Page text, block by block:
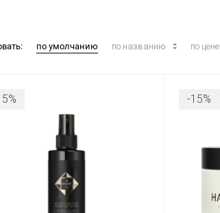
по умолчанию по названию по цене
-15%